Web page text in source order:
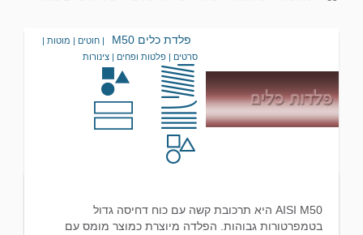
פלדת כלים M50
| חוטים | מוטות |
סרטים | פלטות ופחים | צינורות
AISI M50 היא תרכובת קשה עם כוח דחיסה גדול
בטמפרטורות גבוהות. הפלדה מיוצרת כמוצר מומס עם